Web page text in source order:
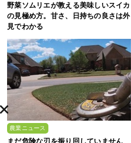
野菜ソムリエが教える美味しいスイカ
の見極め方。甘さ、日持ちの良さは外
見でわかる
農業ニュース